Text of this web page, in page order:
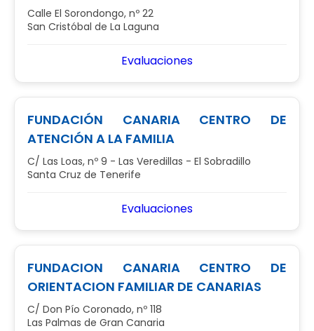
Calle El Sorondongo, nº 22
San Cristóbal de La Laguna
Evaluaciones
FUNDACIÓN CANARIA CENTRO DE
ATENCIÓN A LA FAMILIA
C/ Las Loas, nº 9 - Las Veredillas - El Sobradillo
Santa Cruz de Tenerife
Evaluaciones
FUNDACION CANARIA CENTRO DE
ORIENTACION FAMILIAR DE CANARIAS
C/ Don Pío Coronado, nº 118
Las Palmas de Gran Canaria